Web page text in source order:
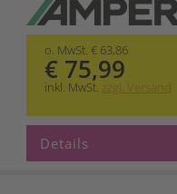
o. MwSt. € 63,86
€ 75,99
inkl. MwSt. zzgl. Versand
Details